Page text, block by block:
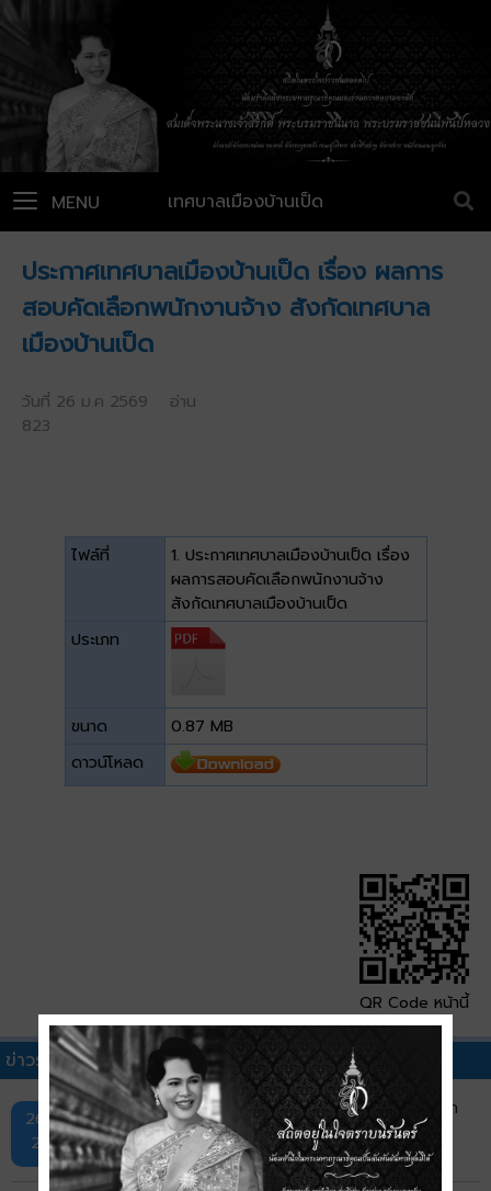
เทศบาลเมืองบ้านเป็ด
MENU
ประกาศเทศบาลเมืองบ้านเป็ด เรื่อง ผลการ
สอบคัดเลือกพนักงานจ้าง สังกัดเทศบาล
เมืองบ้านเป็ด
วันที่ 26 ม.ค 2569 อ่าน
823
ไฟล์ที่
1. ประกาศเทศบาลเมืองบ้านเป็ด เรื่อง
ผลการสอบคัดเลือกพนักงานจ้าง
สังกัดเทศบาลเมืองบ้านเป็ด
ประเภท
ขนาด
0.87 MB
ดาวน์โหลด
QR Code หน้านี้
ข่าวรับสมัครงานอื่นๆ
26 ม.ค
2569
ประกาศเทศบาลเมืองบ้านเป็ด เรื่อง ผลการสอบคัดเลือก
พนักงานจ้าง สังกัดเทศบาลเมืองบ้านเป็ด